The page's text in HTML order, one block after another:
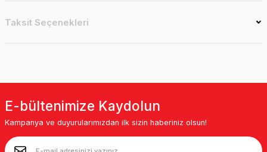
Taksit Seçenekleri
E-bültenimize Kaydolun
Kampanya ve duyurularımızdan ilk sizin haberiniz olsun!